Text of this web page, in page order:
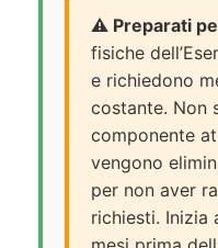
⚠️ Preparati
fisiche
e richiedono
costante. Non
componente
vengono
per non aver
richiesti. Inizia